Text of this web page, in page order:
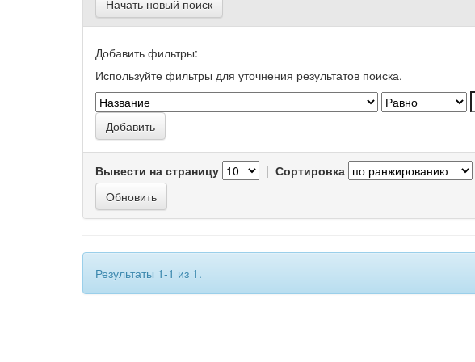
Начать новый поиск
Добавить фильтры:
Используйте фильтры для уточнения результатов поиска.
Вывести на страницу | Сортировка
Результаты 1-1 из 1.